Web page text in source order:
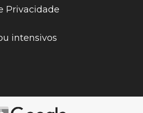
Privacidade
intensivos